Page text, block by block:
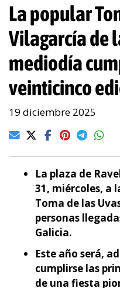
La popular
Vilagarcía de
mediodía
veinticinco
19 diciembre 2025
La plaza de
31, miércoles, a
Toma de las
personas
Galicia.
Este año será,
cumplirse las
de una fiesta